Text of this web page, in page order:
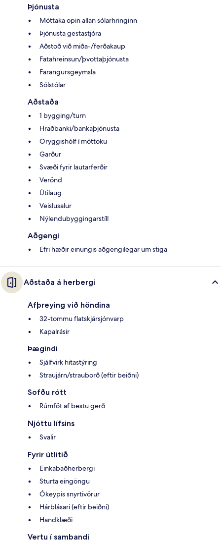
Þjónusta
Móttaka opin allan sólarhringinn
Þjónusta gestastjóra
Aðstoð við miða-/ferðakaup
Fatahreinsun/þvottaþjónusta
Farangursgeymsla
Sólstólar
Aðstaða
1 bygging/turn
Hraðbanki/bankaþjónusta
Öryggishólf í móttöku
Garður
Svæði fyrir lautarferðir
Verönd
Útilaug
Veislusalur
Nýlendubyggingarstíll
Aðgengi
Efri hæðir einungis aðgengilegar um stiga
Aðstaða á herbergi
Afþreying við höndina
32-tommu flatskjársjónvarp
Kapalrásir
Þægindi
Sjálfvirk hitastýring
Straujárn/strauborð (eftir beiðni)
Sofðu rótt
Rúmföt af bestu gerð
Njóttu lífsins
Svalir
Fyrir útlitið
Einkabaðherbergi
Sturta eingöngu
Ókeypis snyrtivörur
Hárblásari (eftir beiðni)
Handklæði
Vertu í sambandi